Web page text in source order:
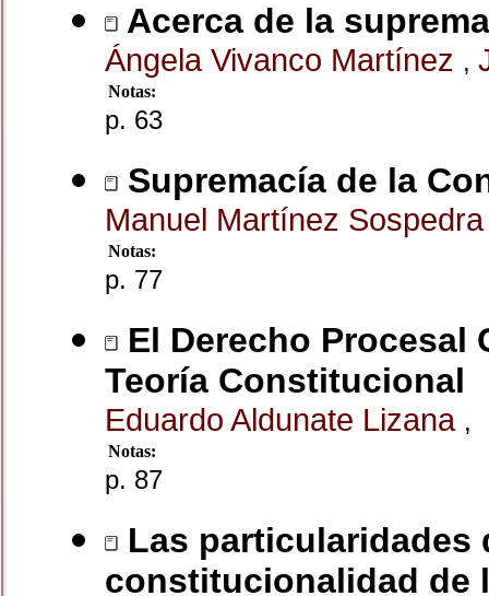
Acerca de la
Ángela Vivanco Martínez ,
Notas:
p. 63
Supremacía de la
Manuel Martínez
Notas:
p. 77
El Derecho
Teoría Constitucional
Eduardo Aldunate Lizana ,
Notas:
p. 87
Las particularidades
constitucionalidad de